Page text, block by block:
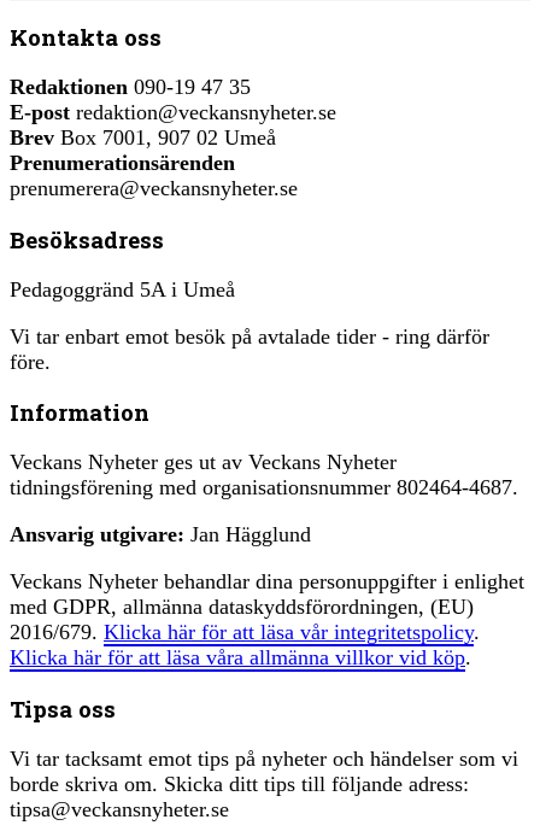
Kontakta oss
Redaktionen 090-19 47 35
E-post redaktion@veckansnyheter.se
Brev Box 7001, 907 02 Umeå
Prenumerationsärenden
prenumerera@veckansnyheter.se
Besöksadress
Pedagoggränd 5A i Umeå
Vi tar enbart emot besök på avtalade tider - ring därför
före.
Information
Veckans Nyheter ges ut av Veckans Nyheter
tidningsförening med organisationsnummer 802464-4687.
Ansvarig utgivare: Jan Hägglund
Veckans Nyheter behandlar dina personuppgifter i enlighet
med GDPR, allmänna dataskyddsförordningen, (EU)
2016/679. Klicka här för att läsa vår integritetspolicy.
Klicka här för att läsa våra allmänna villkor vid köp.
Tipsa oss
Vi tar tacksamt emot tips på nyheter och händelser som vi
borde skriva om. Skicka ditt tips till följande adress:
tipsa@veckansnyheter.se